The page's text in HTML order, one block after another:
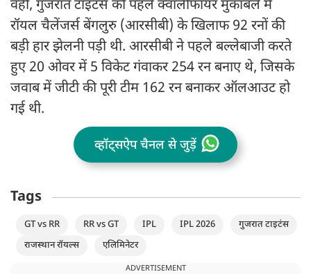
वहीं, गुजरात टाइटंस को पहले क्वालीफायर मुकाबले में
रॉयल चैलेंजर्स बेंगलुरु (आरसीबी) के खिलाफ 92 रनों की
बड़ी हार झेलनी पड़ी थी. आरसीबी ने पहले बल्लेबाजी करते
हुए 20 ओवर में 5 विकेट गंवाकर 254 रन बनाए थे, जिसके
जवाब में जीटी की पूरी टीम 162 रन बनाकर ऑलआउट हो
गई थी.
व्हॉट्सऐप चैनल से जुड़ें
Tags
GT vs RR RR vs GT IPL IPL 2026
गुजरात टाइटंस
राजस्थान रॉयल्स
एलिमिनेटर
ADVERTISEMENT